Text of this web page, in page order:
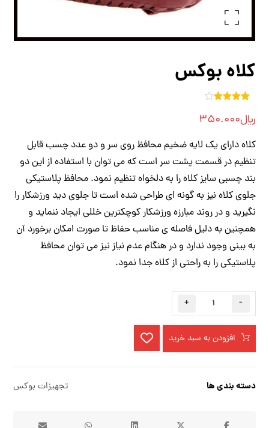
بزرگنمایی تصویر
کلاه بوکس
۴.۰۰از
۵ در
مشتری
﷼۳۵۰.۰۰۰
کلاه دارای یک لایه ضخیم محافظ روی سر و دو عدد چسب قابل
تنظیم در قسمت پشت سر است که می توان با استفاده از این دو
بند چسبی سایز کلاه را به دلخواه تنظیم نمود. محافظ پلاستیکی
جلوی کلاه نیز به گونه ای طراحی شده است تا جلوی دید ورزشکار را
نگیرید و در روند مبارزه ورزشکار کوچکترین خللی ایجاد ننماید و
همچنین به دلیل فاصله ی مناسب حفاظ تا صورت امکان برخورد آن
به بینی وجود ندارد و در هنگام عدم نیاز نیز می توان محافظ
پلاستیکی را به راحتی از کلاه جدا نمود.
-
+
افزودن به سبد خرید
دسته بندی ها تجهیزات بوکس